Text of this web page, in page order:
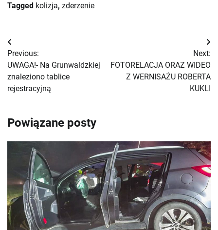
Tagged kolizja, zderzenie
Nawigacja
wpisu
Previous:
UWAGA!- Na Grunwaldzkiej
znaleziono tablice
rejestracyjną
Next:
FOTORELACJA ORAZ WIDEO
Z WERNISAŻU ROBERTA
KUKLI
Powiązane posty